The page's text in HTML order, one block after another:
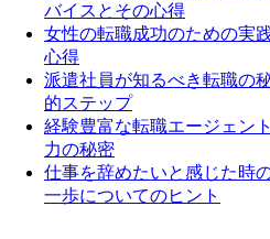
バイスとその心得
女性の転職成功のための実
心得
派遣社員が知るべき転職の
的ステップ
経験豊富な転職エージェン
力の秘密
仕事を辞めたいと感じた時
一歩についてのヒント